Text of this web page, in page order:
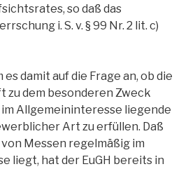
so daß das
i. S. v. § 99 Nr. 2 lit. c)
damit auf die Frage an, ob die
zu dem besonderen Zweck
Allgemeininteresse liegende
Art zu erfüllen. Daß
Messen regelmäßig im
liegt, hat der EuGH bereits in